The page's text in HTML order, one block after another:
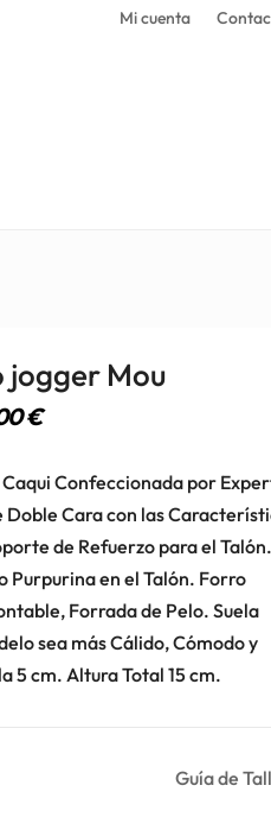
Mi cuenta
jogger Mou
€
Confeccionada por
Doble Cara con las
de Refuerzo para el Talón.
Purpurina en el Talón. Forro
Forrada de Pelo. Suela
sea más Cálido, Cómodo y
5 cm. Altura Total 15 cm.
Guía de